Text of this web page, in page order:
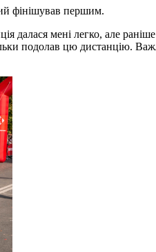
фінішував першим.
далася мені легко, але
подолав цю дистанцію.